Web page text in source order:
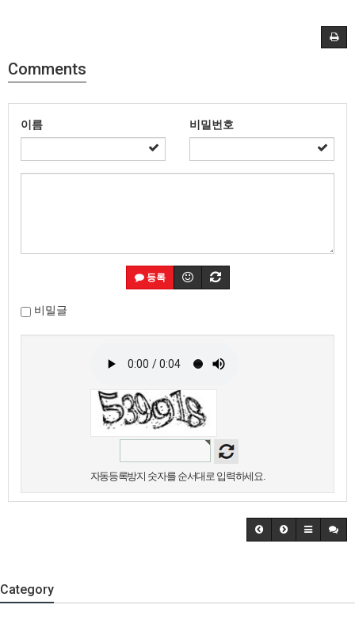
Comments
이름 비밀번호
등록
비밀글
자동등록방지 숫자를 순서대로 입력하세요.
Category